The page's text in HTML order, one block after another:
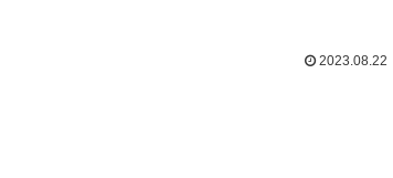
2023.08.22